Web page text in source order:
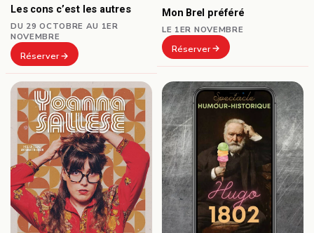
Les cons c’est les autres
DU 29 OCTOBRE AU 1ER
NOVEMBRE
Réserver
Mon Brel préféré
LE 1ER NOVEMBRE
Réserver